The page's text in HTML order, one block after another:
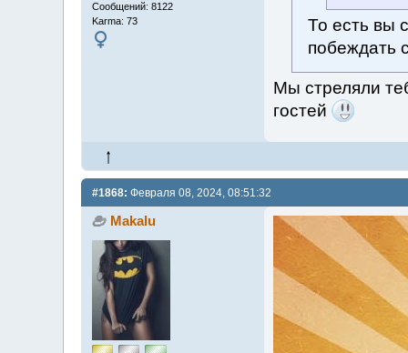
Сообщений: 8122
Karma: 73
То есть вы
побеждать
Мы стреляли
гостей
#1868: Февраля 08, 2024, 08:51:32
Makalu